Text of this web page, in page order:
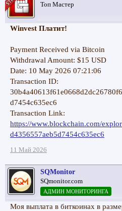
Топ Мастер
Winvest Платит!
Payment Received via Bitcoin
Withdrawal Amount: $15 USD
Date: 10 May 2026 07:21:06
Transaction ID:
d7454c635ec6
Transaction Link:
https://www.blockchain.com/
d4356557aeb5d7454c635ec6
11 Май 2026
SQMonitor
SQmonitor.com
АДМИН МОНИТОРИНГА
Моя выплата в биткоинах в